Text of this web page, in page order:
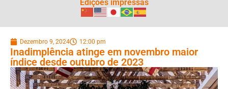
Edições impressas
Dezembro 9, 2024 12:00 pm
Inadimplência atinge em novembro maior
índice desde outubro de 2023